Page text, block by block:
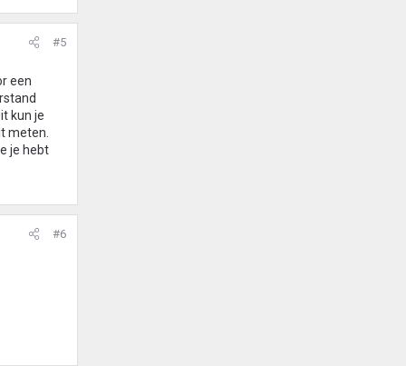
#5
een
kun je
meten.
je hebt
#6